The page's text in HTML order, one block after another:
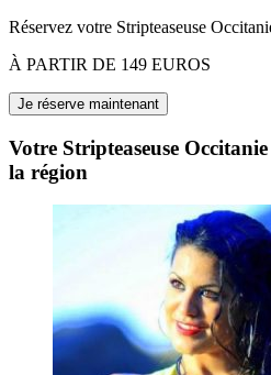
Réservez votre Stripteaseuse
À PARTIR DE 149 EUROS
Votre Stripteaseuse
la région